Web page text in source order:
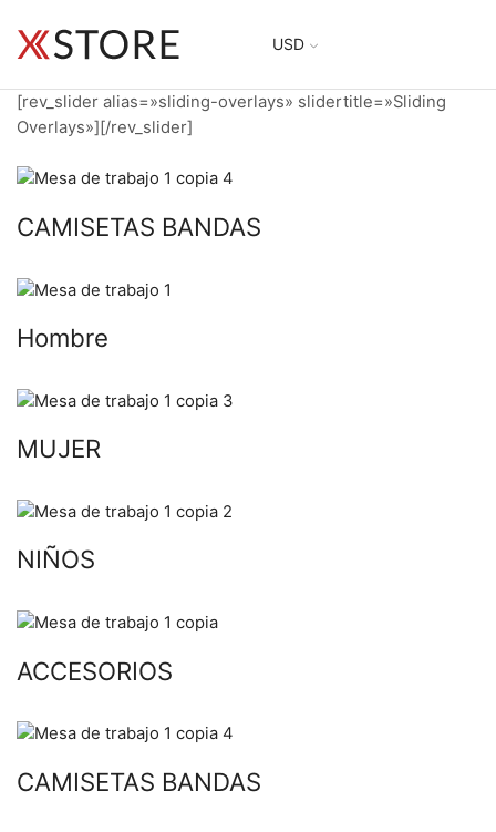
USD
[rev_slider alias=»sliding-overlays» slidertitle=»Sliding
Overlays»][/rev_slider]
CAMISETAS BANDAS
Hombre
MUJER
NIÑOS
ACCESORIOS
CAMISETAS BANDAS